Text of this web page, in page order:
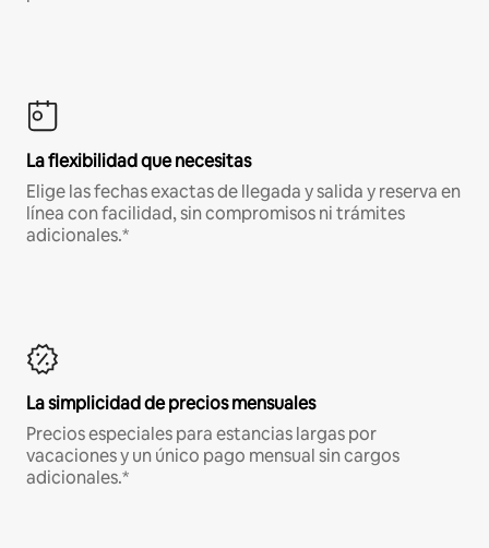
La flexibilidad que necesitas
Elige las fechas exactas de llegada y salida y reserva en
línea con facilidad, sin compromisos ni trámites
adicionales.*
La simplicidad de precios mensuales
Precios especiales para estancias largas por
vacaciones y un único pago mensual sin cargos
adicionales.*